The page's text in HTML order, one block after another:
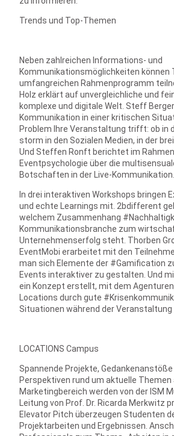
Trends und Top-Themen
Neben zahlreichen Informations- und
Kommunikationsmöglichkeiten können
umfangreichen Rahmenprogramm
Holz erklärt auf unvergleichliche und
komplexe und digitale Welt. Steff
Kommunikation in einer kritischen
Problem Ihre Veranstaltung trifft: ob in
storm in den Sozialen Medien, in der
Und Steffen Ronft berichtet im
Eventpsychologie über die
Botschaften in der Live-Kommunikation.
In drei interaktiven Workshops bringen
und echte Learnings mit. 2bdifferent
welchem Zusammenhang
Kommunikationsbranche zum
Unternehmenserfolg steht. Thorben
EventMobi erarbeitet mit den
man sich Elemente der #Gamification
Events interaktiver zu gestalten. Und
ein Konzept erstellt, mit dem
Locations durch gute
Situationen während der Veranstaltung
LOCATIONS Campus
Spannende Projekte, Gedankenanstöße
Perspektiven rund um aktuelle Themen
Marketingbereich werden von der ISM
Leitung von Prof. Dr. Ricarda Merkwitz
Elevator Pitch überzeugen Studenten
Projektarbeiten und Ergebnissen.